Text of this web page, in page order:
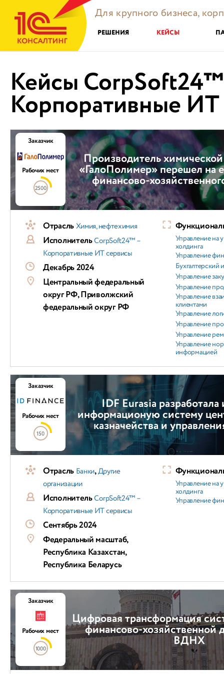
Для крупного бизнеса,
РЕШЕНИЯ КЕЙСЫ
Кейсы
Корпоративные
Производитель
«ГалоПолимер» перешел на
финансово-
Заказчик
Рабочих мест
2500
ОтрасльХимия, нефтехимия
ИсполнительCorpSoft24™ –
Корпоративные ИТ сервисы
Декабрь 2024
Центральный федеральный
округ РФ, Приволжский
федеральный округ РФ
Управление на
холдинга
Управление
Бухгалтерский
Управление
Управление
Управление
клиентами
Управление
Управление
Управление
Управление
информацией
IDF Eurasia
информационую систему
казначейства и
Заказчик
Рабочих мест
150
Отрасль Банки,Другие
организации
ИсполнительCorpSoft24™ –
Корпоративные ИТ сервисы
Сентябрь 2024
Федеральный масштаб,
Республика Казахстан,
Республика Беларусь
Управление на
холдинга
Управление
Цифровая трансформация
финансово-хозяйственной
ВДНХ
Заказчик
Рабочих мест
1000